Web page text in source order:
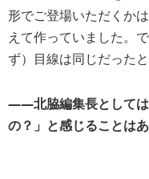
形でご登場いただくか
えて作っていました。
ず）目線は同じだったと
――北脇編集長としては
の？」と感じることは